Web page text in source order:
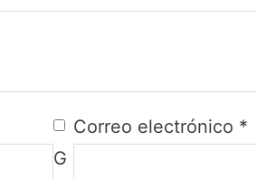
Correo electrónico *
G